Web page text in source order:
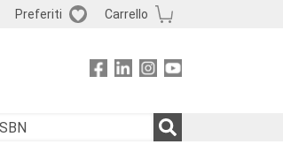
Preferiti Carrello